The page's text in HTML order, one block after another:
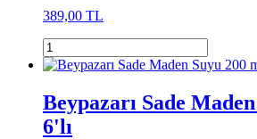
389,00 TL
Beypazarı Sade
6'lı